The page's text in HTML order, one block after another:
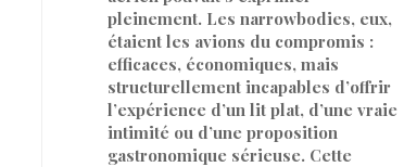
pleinement. Les narrowbodies, eux,
étaient les avions du compromis :
efficaces, économiques, mais
structurellement incapables d’offrir
l’expérience d’un lit plat, d’une vraie
intimité ou d’une proposition
gastronomique sérieuse. Cette